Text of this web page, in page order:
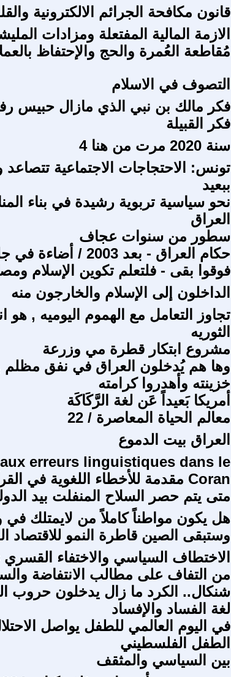
قانون مكافحة الجرائم الالكترونية
الازمة المالية المفتعلة ومزادات
مُقاطعة العُمرة والحج والإحتفاظ
التصوف في الاسلام
فكر مالك بن نبي الذي مازال حبيس
فكر القبيلة
سنة 2020 مرت من هنا 4
تونس: الاحتجاجات الاجتماعية تتصاعد
ببعيد
نحو سياسية تربوية رشيدة في بناء
العراق
سطور من سنوات عجاف
حكام العراق - بعد 2003 / أضاءة في جلد الذات
فوقوا بقى - فلتعلم تكوين الإسلام
الداخلون إلى الإسلام والخارجون منه
تجاوز التعامل مع الهموم اليوميه ,
الثوريه
مشروع ابتكار قطرة مي وزرعة
وها هم يُدخلون العراق في نفق مظلم
خزينته وأهدروا كرامته
أمريكا بَعيداً عَن لغة الرَّكَاكَة
معالم الحياة المعاصرة / 22
العراق بيت الدموع
erreurs linguistiques dans le
Coran مقدمة للأخطاء اللغوية في القرآن
متى يتم حصر السلاح المنفلت بيد
هل يكون مواطناً كاملاً من لايمتلك
وستبقى الصين قاطرة النمو للاقتصاد
الاختطاف السياسي والاختفاء
من التفاف على مطالب الانتفاضة
شنكال.. الكرد ما زال يدخلون حروب
لغة الفساد والإفساد
في اليوم العالمي للطفل يواصل
الطفل الفلسطيني
بين السياسي والمثقف